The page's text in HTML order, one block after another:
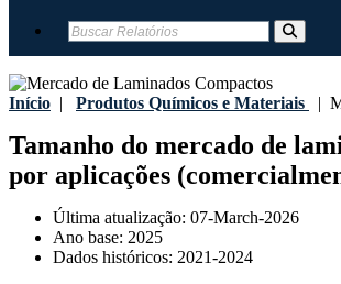
Início | Produtos Químicos e Materiais |
Tamanho do mercado de
por aplicações
Última atualização: 07-March-2026
Ano base: 2025
Dados históricos: 2021-2024